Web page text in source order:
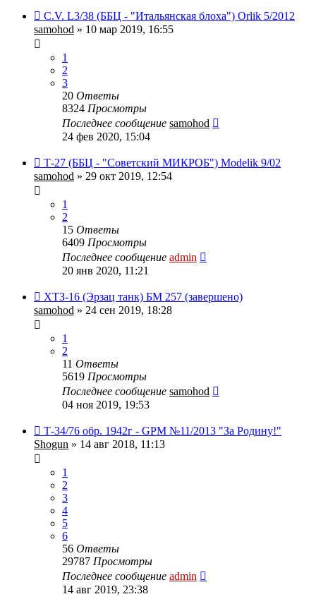
C.V. L3/38 (ББЦ - "Итальянская блоха") Orlik 5/2012
samohod » 10 мар 2019, 16:55
1
2
3
20 Ответы
8324 Просмотры
Последнее сообщение samohod
24 фев 2020, 15:04
Т-27 (ББЦ - "Советский МИКРОБ") Modelik 9/02
samohod » 29 окт 2019, 12:54
1
2
15 Ответы
6409 Просмотры
Последнее сообщение admin
20 янв 2020, 11:21
ХТЗ-16 (Эрзац танк) БМ 257 (завершено)
samohod » 24 сен 2019, 18:28
1
2
11 Ответы
5619 Просмотры
Последнее сообщение samohod
04 ноя 2019, 19:53
Т-34/76 обр. 1942г - GPM №11/2013 "За Родину!"
Shogun » 14 авг 2018, 11:13
1
2
3
4
5
6
56 Ответы
29787 Просмотры
Последнее сообщение admin
14 авг 2019, 23:38